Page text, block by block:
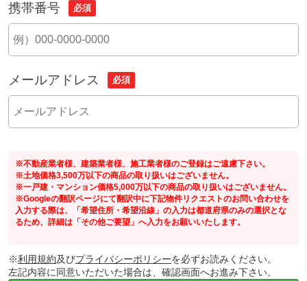
携帯番号 必須
メールアドレス 必須
※不動産業者様、建築業者様、施工業者様のご登録はご遠慮下さい。
※土地価格3,500万以下の商品の取り扱いはございません。
※一戸建・マンション価格5,000万以下の商品の取り扱いはございません。
※Googleの翻訳ページにて翻訳中に下記物件リクエストのお問い合わせを
入力する際は、「希望住所・希望沿線」の入力は都道府県のみの選択とな
るため、詳細は「その他ご要望」へ入力をお願いいたします。
※利用規約及びプライバシーポリシーを必ずお読みください。
左記内容に同意いただいた場合は、確認画面へお進み下さい。